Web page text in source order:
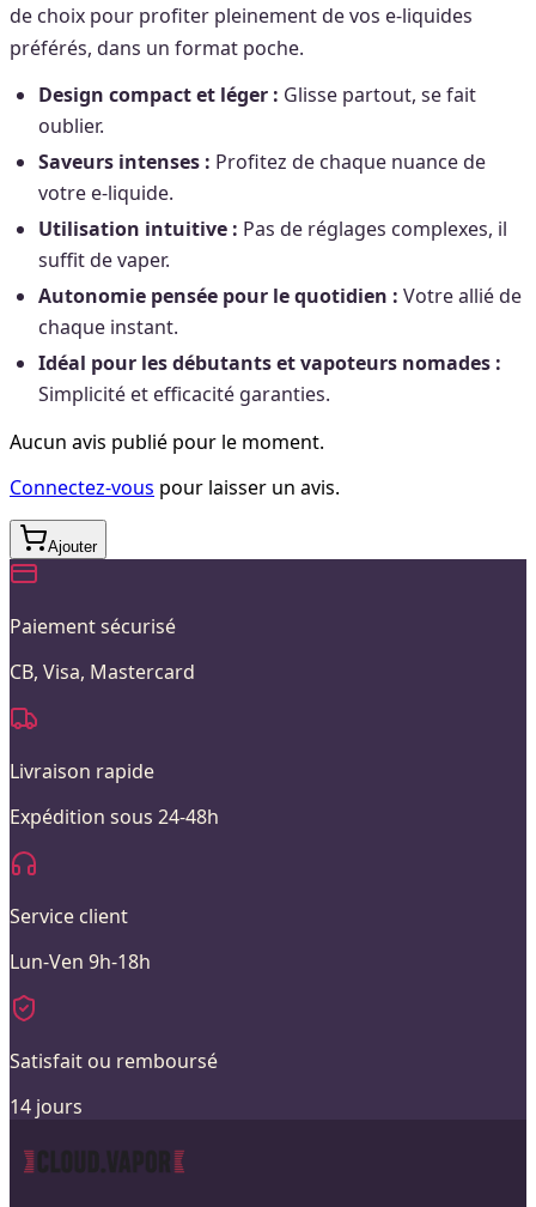
de choix pour profiter pleinement de vos e-liquides
préférés, dans un format poche.
Design compact et léger : Glisse partout, se fait
oublier.
Saveurs intenses : Profitez de chaque nuance de
votre e-liquide.
Utilisation intuitive : Pas de réglages complexes, il
suffit de vaper.
Autonomie pensée pour le quotidien : Votre allié de
chaque instant.
Idéal pour les débutants et vapoteurs nomades :
Simplicité et efficacité garanties.
Aucun avis publié pour le moment.
Connectez-vous pour laisser un avis.
Ajouter
Paiement sécurisé
CB, Visa, Mastercard
Livraison rapide
Expédition sous 24-48h
Service client
Lun-Ven 9h-18h
Satisfait ou remboursé
14 jours